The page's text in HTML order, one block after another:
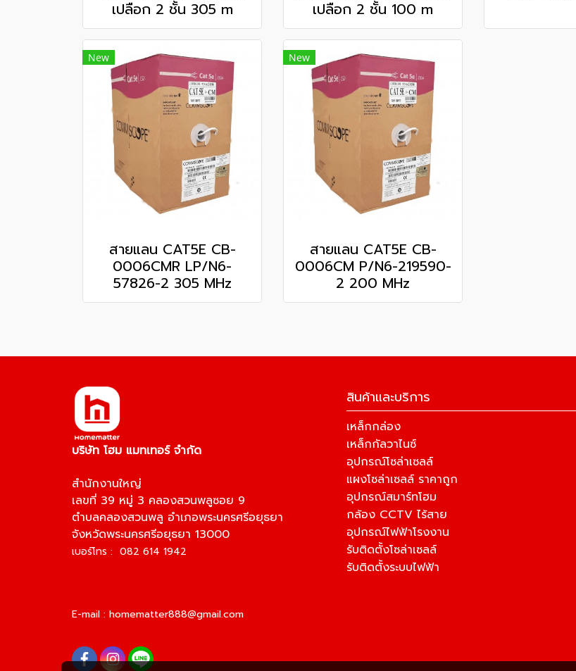
เปลือก 2 ชั้น 305 m
เปลือก 2 ชั้น 100 m
New
สายแลน CAT5E CB-
0006CMR LP/N6-
57826-2 305 MHz
New
สายแลน CAT5E CB-
0006CM P/N6-219590-
2 200 MHz
บริษัท โฮม แมทเทอร์ จำกัด
สำนักงานใหญ่
เลขที่ 39 หมู่ 3 คลองสวนพลูซอย 9
ตำบลคลองสวนพลู อำเภอพระนครศรีอยุธยา
จังหวัดพระนครศรีอยุธยา 13000
เบอร์โทร : 082 614 1942
E-mail : homematter888@gmail.com
สินค้าและบริการ
เหล็กกล่อง
เหล็กกัลวาไนซ์
อุปกรณ์โซล่าเซลล์
แผงโซล่าเซลล์ ราคาถูก
อุปกรณ์สมาร์ทโฮม
กล้อง CCTV ไร้สาย
อุปกรณ์ไฟฟ้าโรงงาน
รับติดตั้งโซล่าเซลล์
รับติดตั้งระบบไฟฟ้า